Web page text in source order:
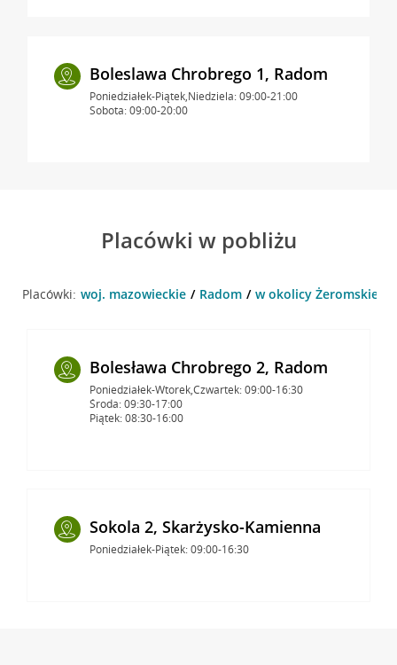
Boleslawa Chrobrego 1, Radom
Poniedziałek-Piątek,Niedziela: 09:00-21:00
Sobota: 09:00-20:00
Placówki w pobliżu
Placówki: woj. mazowieckie Radom w okolicy Żeromskiego
Bolesława Chrobrego 2, Radom
Poniedziałek-Wtorek,Czwartek: 09:00-16:30
Środa: 09:30-17:00
Piątek: 08:30-16:00
Sokola 2, Skarżysko-Kamienna
Poniedziałek-Piątek: 09:00-16:30